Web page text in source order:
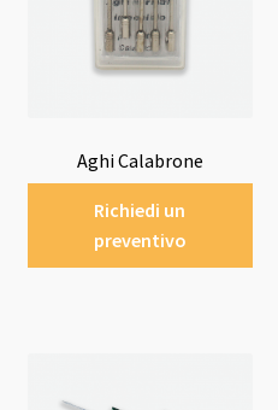
Aghi Calabrone
Richiedi un
preventivo